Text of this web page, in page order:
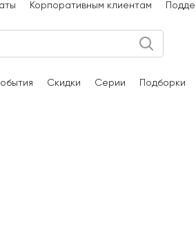
Корпоративным клиентам
Скидки Серии Подборки